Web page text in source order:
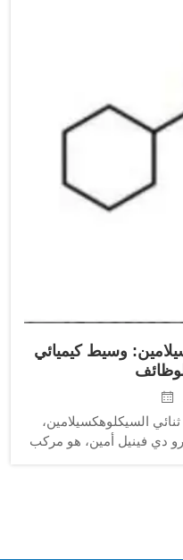
وسيط كيميائي
السيكلوهكسيلامين،
دي فينيل أمين، هو مركب